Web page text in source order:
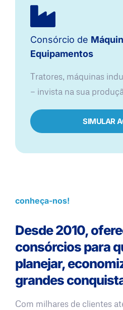
Consórcio de
Equipamentos
Tratores, máquinas
— invista na sua
SIMULAR
conheça-nos!
Desde 2010,
consórcios para
planejar,
grandes
Com milhares de clientes